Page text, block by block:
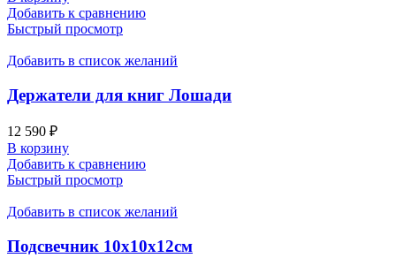
Добавить к сравнению
Быстрый просмотр
Добавить в список желаний
Держатели для книг Лошади
12 590 ₽
В корзину
Добавить к сравнению
Быстрый просмотр
Добавить в список желаний
Подсвечник 10х10х12см